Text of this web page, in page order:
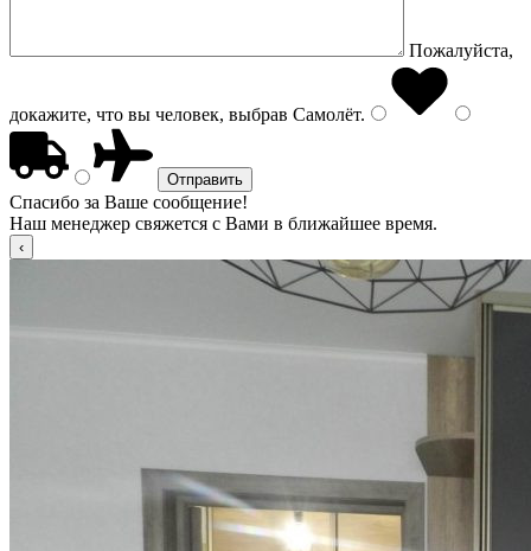
Пожалуйста,
докажите, что вы человек, выбрав Самолёт.
Спасибо за Ваше сообщение!
Наш менеджер свяжется с Вами в ближайшее время.